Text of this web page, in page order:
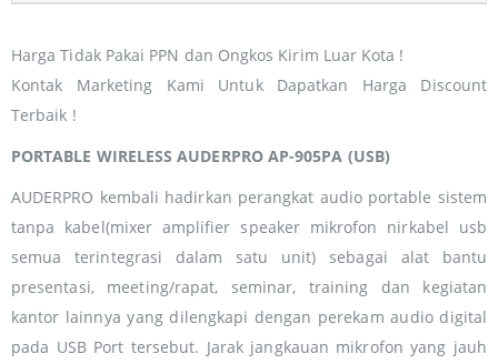
Harga Tidak Pakai PPN dan Ongkos Kirim Luar Kota !
Kontak Marketing Kami Untuk Dapatkan Harga Discount
Terbaik !
PORTABLE WIRELESS AUDERPRO AP-905PA (USB)
AUDERPRO kembali hadirkan perangkat audio portable sistem
tanpa kabel(mixer amplifier speaker mikrofon nirkabel usb
semua terintegrasi dalam satu unit) sebagai alat bantu
presentasi, meeting/rapat, seminar, training dan kegiatan
kantor lainnya yang dilengkapi dengan perekam audio digital
pada USB Port tersebut. Jarak jangkauan mikrofon yang jauh